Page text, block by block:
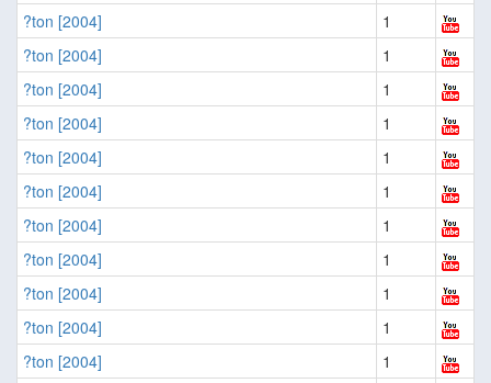
?ton [2004]
1
?ton [2004]
1
?ton [2004]
1
?ton [2004]
1
?ton [2004]
1
?ton [2004]
1
?ton [2004]
1
?ton [2004]
1
?ton [2004]
1
?ton [2004]
1
?ton [2004]
1